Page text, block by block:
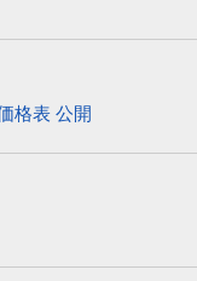
格表 公開